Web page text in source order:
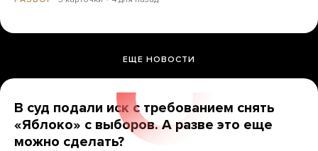
ЕЩЕ НОВОСТИ
В суд подали иск с требованием снять
«Яблоко» с выборов. А разве это еще
можно сделать?